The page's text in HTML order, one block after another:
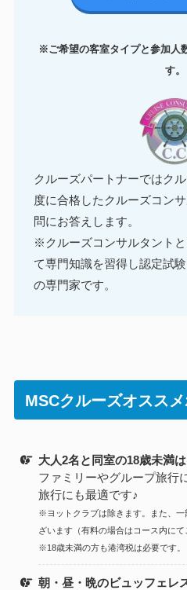
※ご希望の客室タイプと参加人
す。
クルーズパートナーではク
度に合格したクルーズコン
問にお答えします。
※クルーズコンサルタント
て専門知識を習得し認定試
の専門家です。
MSCクルーズオスス
大人2名と同室の18歳未満
ファミリーやグループ旅行
旅行にも最適です♪
※ヨットクラブは除きます。また、
ざいます（有料の場合はコース内にて
※18歳未満の方も港湾税は必要です。
朝・昼・晩のビュッフェレ